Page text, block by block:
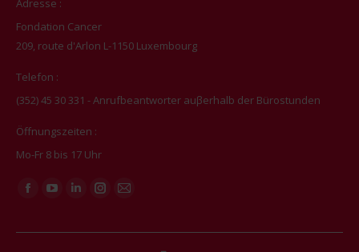
Adresse :
Fondation Cancer
209, route d'Arlon L-1150 Luxembourg
Telefon :
(352) 45 30 331 - Anrufbeantworter auβerhalb der Bürostunden
Öffnungszeiten :
Mo-Fr 8 bis 17 Uhr
Finden Sie uns auf:
LinkedinInstagram